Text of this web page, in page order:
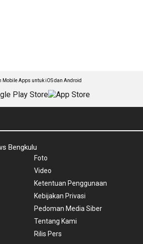
Mobile Apps untuk iOS dan Android
Bengkulu
Foto
Video
Ketentuan Penggunaan
Kebijakan Privasi
Pedoman Media Siber
Tentang Kami
Rilis Pers